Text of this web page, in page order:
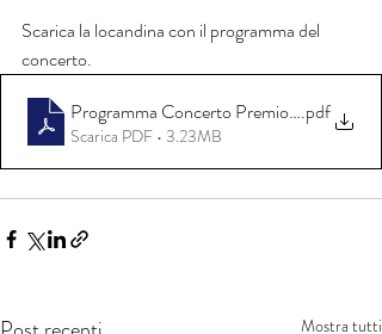
Scarica la locandina con il programma del
concerto.
Programma Concerto Premio Donne
.pdf
Scarica PDF • 3.23MB
Mostra tutti